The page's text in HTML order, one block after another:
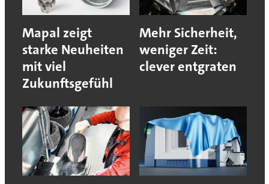
Mapal zeigt
starke Neuheiten
mit viel
Zukunftsgefühl
Mehr Sicherheit,
weniger Zeit:
clever entgraten